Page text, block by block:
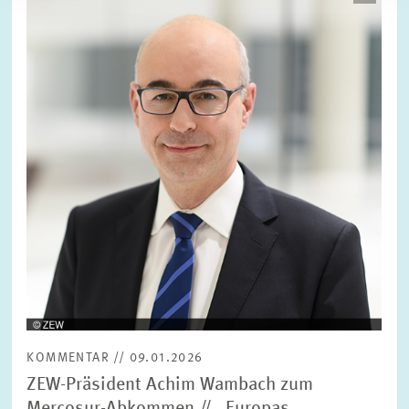
KOMMENTAR // 09.01.2026
ZEW-Präsident Achim Wambach zum